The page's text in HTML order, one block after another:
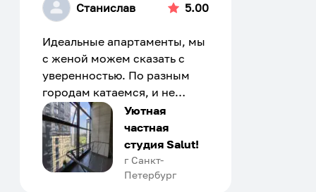
Станислав 5.00
Идеальные апартаменты, мы
с женой можем сказать с
уверенностью. По разным
городам катаемся, и не
только в России. Сервис на
отличном уровне. Хозяин
апартаментов доброй души
человек, всегда можно
договориться, подскажет
Уютная
частная
студия Salut!
г Санкт-
Петербург